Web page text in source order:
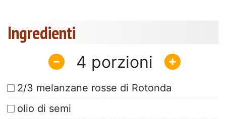
Ingredienti
4
2/3 melanzane rosse di Rotonda
olio di semi